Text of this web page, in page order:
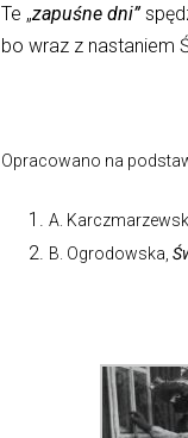
Te „zapuśne dni”
bo wraz z nastaniem
Opracowano na
A.
B. Ogrodowska,